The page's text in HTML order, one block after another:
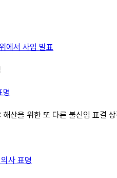
에서 사임 발표
명
산을 위한 또 다른 불신임 표결 상
사 표명